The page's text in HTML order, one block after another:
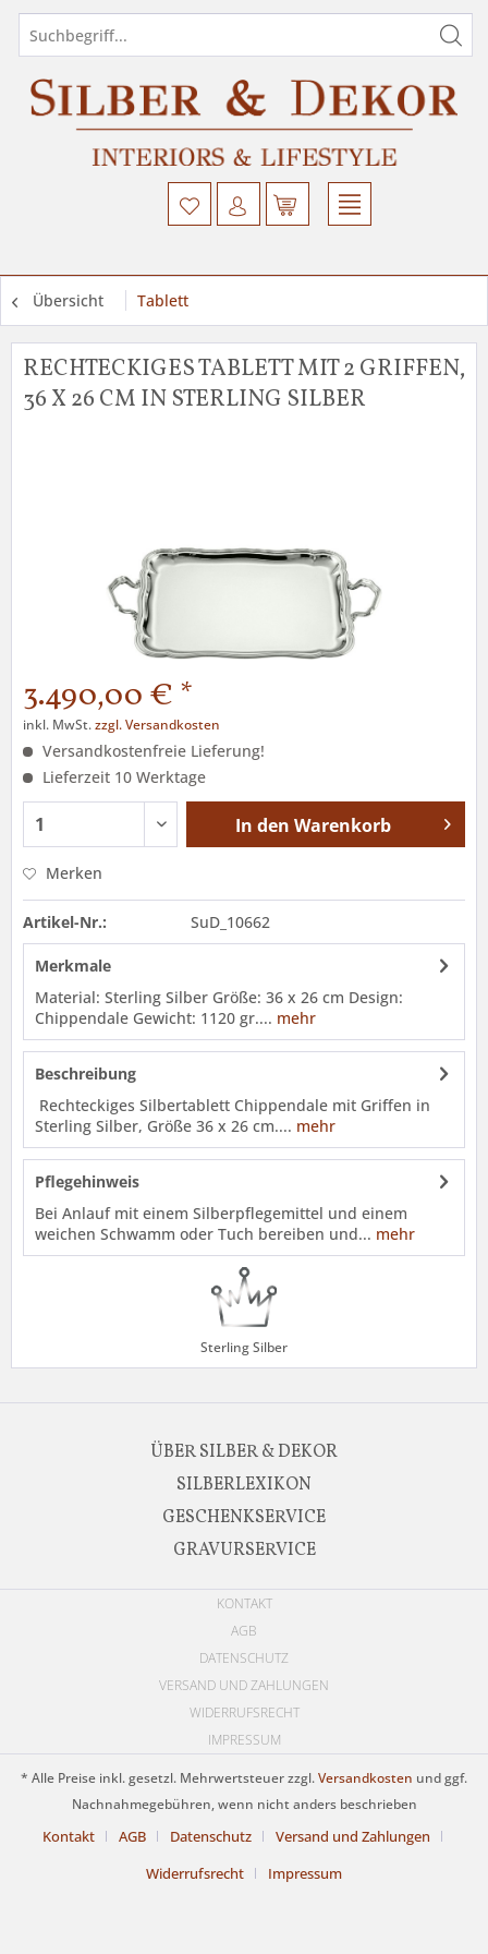
Übersicht Tablett
RECHTECKIGES TABLETT MIT 2 GRIFFEN,
36 X 26 CM IN STERLING SILBER
3.490,00 € *
inkl. MwSt.zzgl. Versandkosten
Versandkostenfreie Lieferung!
Lieferzeit 10 Werktage
In den Warenkorb
Merken
Artikel-Nr.: SuD_10662
Merkmale
Material: Sterling Silber Größe: 36 x 26 cm Design:
Chippendale Gewicht: 1120 gr.... mehr
Beschreibung
Rechteckiges Silbertablett Chippendale mit Griffen in
Sterling Silber, Größe 36 x 26 cm.... mehr
Pflegehinweis
Bei Anlauf mit einem Silberpflegemittel und einem
weichen Schwamm oder Tuch bereiben und... mehr
Sterling Silber
ÜBER SILBER & DEKOR
SILBERLEXIKON
GESCHENKSERVICE
GRAVURSERVICE
KONTAKT
AGB
DATENSCHUTZ
VERSAND UND ZAHLUNGEN
WIDERRUFSRECHT
IMPRESSUM
* Alle Preise inkl. gesetzl. Mehrwertsteuer zzgl.Versandkosten und ggf.
Nachnahmegebühren, wenn nicht anders beschrieben
Kontakt AGB Datenschutz
Versand und Zahlungen
Widerrufsrecht
Impressum